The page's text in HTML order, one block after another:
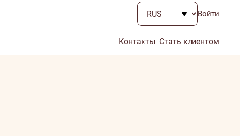
Войти
Контакты Стать клиентом